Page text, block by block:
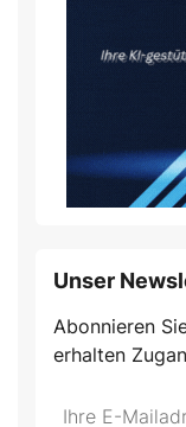
Unser
Abonnieren
erhalten